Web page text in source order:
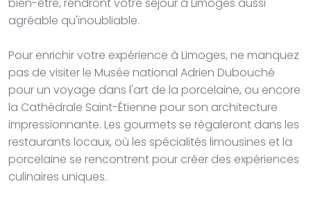
agréable qu'inoubliable.
Pour enrichir votre expérience à Limoges, ne manquez
pas de visiter le Musée national Adrien Dubouché
pour un voyage dans l'art de la porcelaine, ou encore
la Cathédrale Saint-Étienne pour son architecture
impressionnante. Les gourmets se régaleront dans les
restaurants locaux, où les spécialités limousines et la
porcelaine se rencontrent pour créer des expériences
culinaires uniques.